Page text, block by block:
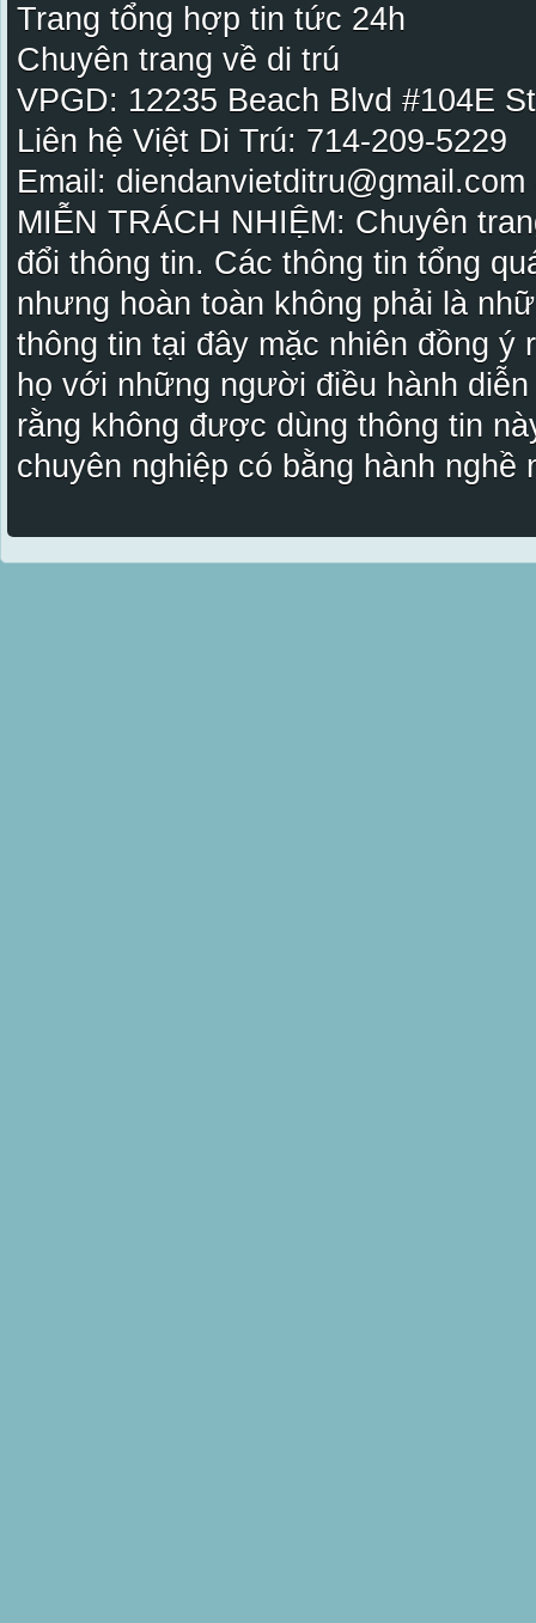
Trang tổng hợp tin tức 24h
Chuyên trang về di trú
VPGD: 12235 Beach Blvd #104E
Liên hệ Việt Di Trú: 714-209-5229
Email:
MIỄN TRÁCH NHIỆM: Chuyên
đổi thông tin. Các thông tin tổng
nhưng hoàn toàn không phải là
thông tin tại đây mặc nhiên đồng ý
họ với những người điều hành
rằng không được dùng thông tin
chuyên nghiệp có bằng hành